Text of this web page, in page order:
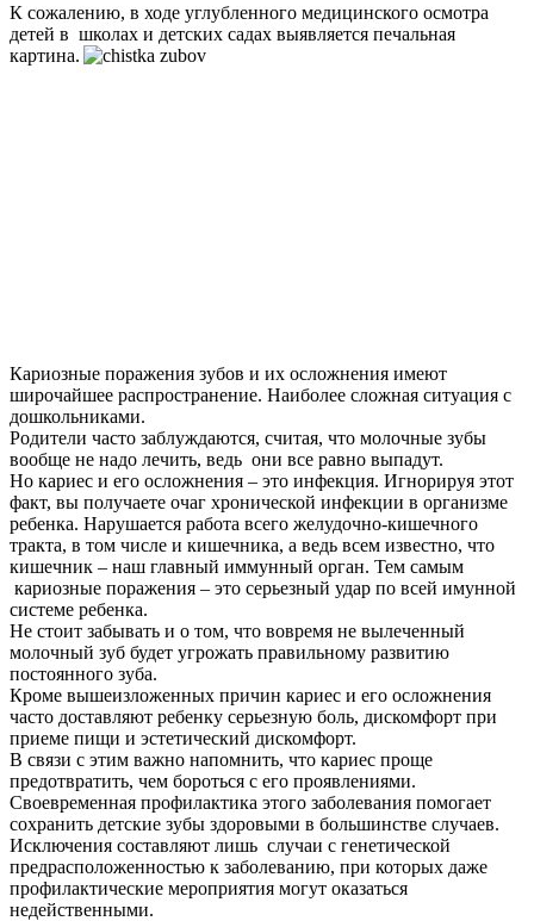
К сожалению, в ходе углубленного медицинского осмотра
детей в школах и детских садах выявляется печальная
картина.
Кариозные поражения зубов и их осложнения имеют
широчайшее распространение. Наиболее сложная ситуация с
дошкольниками.
Родители часто заблуждаются, считая, что молочные зубы
вообще не надо лечить, ведь они все равно выпадут.
Но кариес и его осложнения – это инфекция. Игнорируя этот
факт, вы получаете очаг хронической инфекции в организме
ребенка. Нарушается работа всего желудочно-кишечного
тракта, в том числе и кишечника, а ведь всем известно, что
кишечник – наш главный иммунный орган. Тем самым
кариозные поражения – это серьезный удар по всей имунной
системе ребенка.
Не стоит забывать и о том, что вовремя не вылеченный
молочный зуб будет угрожать правильному развитию
постоянного зуба.
Кроме вышеизложенных причин кариес и его осложнения
часто доставляют ребенку серьезную боль, дискомфорт при
приеме пищи и эстетический дискомфорт.
В связи с этим важно напомнить, что кариес проще
предотвратить, чем бороться с его проявлениями.
Своевременная профилактика этого заболевания помогает
сохранить детские зубы здоровыми в большинстве случаев.
Исключения составляют лишь случаи с генетической
предрасположенностью к заболеванию, при которых даже
профилактические мероприятия могут оказаться
недейственными.